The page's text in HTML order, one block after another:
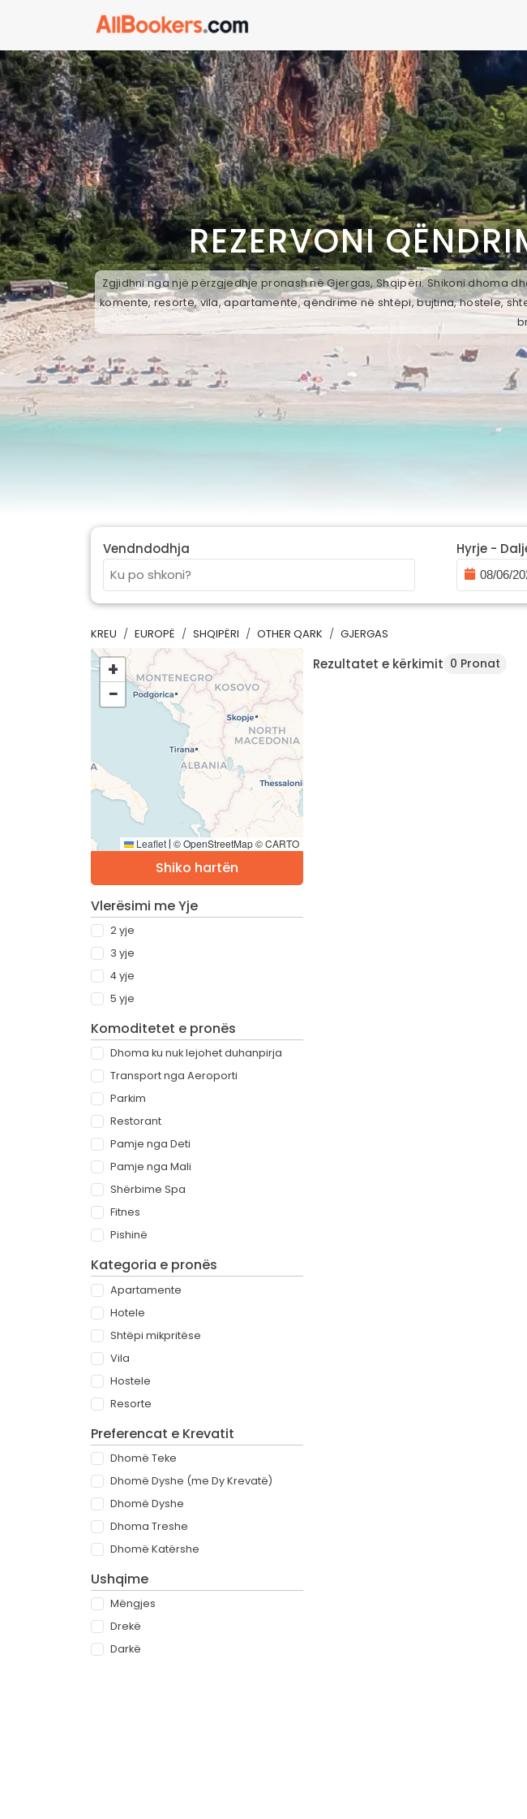
REZERVONI
Zgjidhni nga një përzgjedhje pronash në Gjergas, Shqipëri. Shikoni dhoma
komente, resorte, vila, apartamente, qëndrime në shtëpi, bujtina, hostele,
Vendndodhja Hyrje -
KREU EUROPË SHQIPËRI OTHER QARK GJERGAS
+
−
Leaflet | © OpenStreetMap © CARTO
Shiko hartën
Vlerësimi me Yje
2 yje
3 yje
4 yje
5 yje
Komoditetet e pronës
Dhoma ku nuk lejohet duhanpirja
Transport nga Aeroporti
Parkim
Restorant
Pamje nga Deti
Pamje nga Mali
Shërbime Spa
Fitnes
Pishinë
Kategoria e pronës
Apartamente
Hotele
Shtëpi mikpritëse
Vila
Hostele
Resorte
Preferencat e Krevatit
Dhomë Teke
Dhomë Dyshe (me Dy Krevatë)
Dhomë Dyshe
Dhoma Treshe
Dhomë Katërshe
Ushqime
Mëngjes
Drekë
Darkë
Rezultatet e kërkimit 0 Pronat